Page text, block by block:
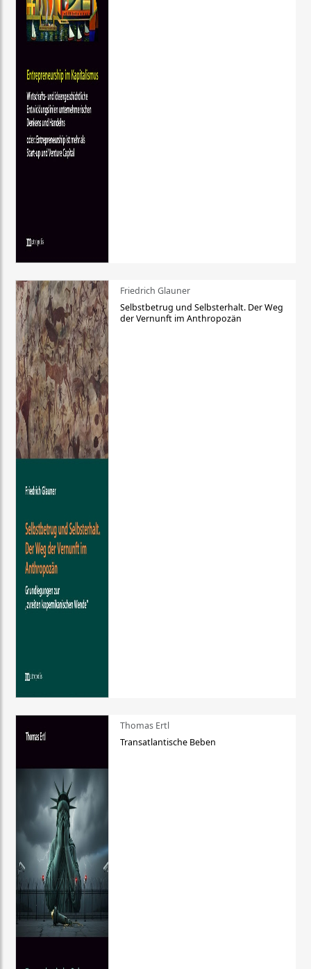
Friedrich Glauner
Selbstbetrug und Selbsterhalt. Der Weg
der Vernunft im Anthropozän
Thomas Ertl
Transatlantische Beben